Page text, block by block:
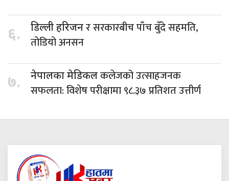
६. डिल्ली हरिजनर सरकारबीच पाँच बुँदे सहमति,
तोडियो अनसन
७. नेपालका मेडिकलकलेजको उत्साहजनक
सफलता: विशेष परीक्षामा ९८.३७ प्रतिशत उत्तीर्ण